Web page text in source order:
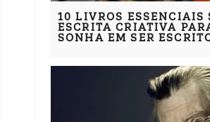
10 LIVROS ESSENCIAIS
ESCRITA CRIATIVA
SONHA EM SER